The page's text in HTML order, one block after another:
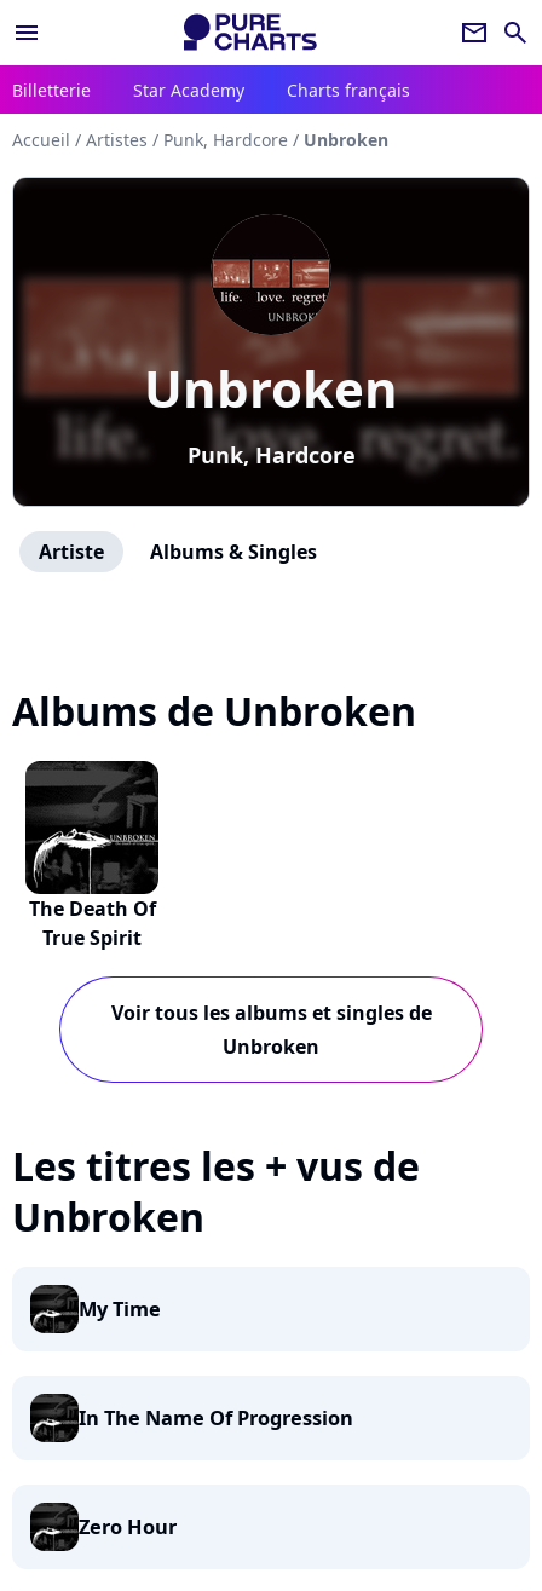
menu newsletter search
Billetterie Star Academy Charts français
Accueil / Artistes / Punk, Hardcore / Unbroken
Unbroken
Punk, Hardcore
Artiste Albums & Singles
Albums de Unbroken
The Death Of
True Spirit
Voir tous les albums et singles de
Unbroken
Les titres les + vus de
Unbroken
My Time
In The Name Of Progression
Zero Hour